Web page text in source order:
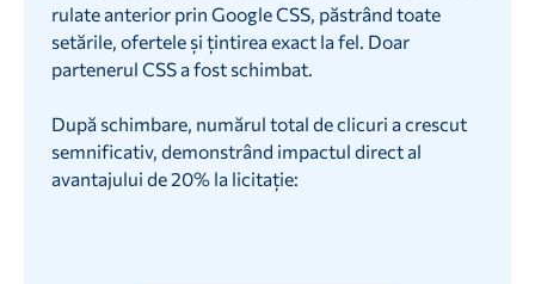
rulate anterior prin Google CSS, păstrând toate
setările, ofertele și țintirea exact la fel. Doar
partenerul CSS a fost schimbat.
După schimbare, numărul total de clicuri a crescut
semnificativ, demonstrând impactul direct al
avantajului de 20% la licitație: